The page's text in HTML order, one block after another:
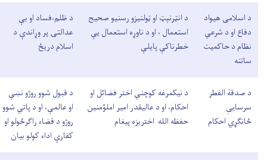
د اسلامی هیواد
دفاع او د شرعي
نظام د حاکمیت
ساتنه
د انټرنېټ او ټولنیزو رسنیو صحیح
استعمال ، او د ناوړه استعمال يې
خطرناکې پايلې
د ظلم،فساد او بې
عدالتۍ پر وړاندې د
اسلام دریځ
د صدقة الفطر
سرساییِ
ځانګړي احکام
د نیکمرغه کوچني اختر فضائل او
احکام، او د عالیقدر امیر املؤمنین
حفظه الله اختریزه پيغام
د قبول شوو روژو نښې
او عالمې، او د پاتي شوو
روژو د قضاء راګرځولو او
کفارې اداء کولو بیان